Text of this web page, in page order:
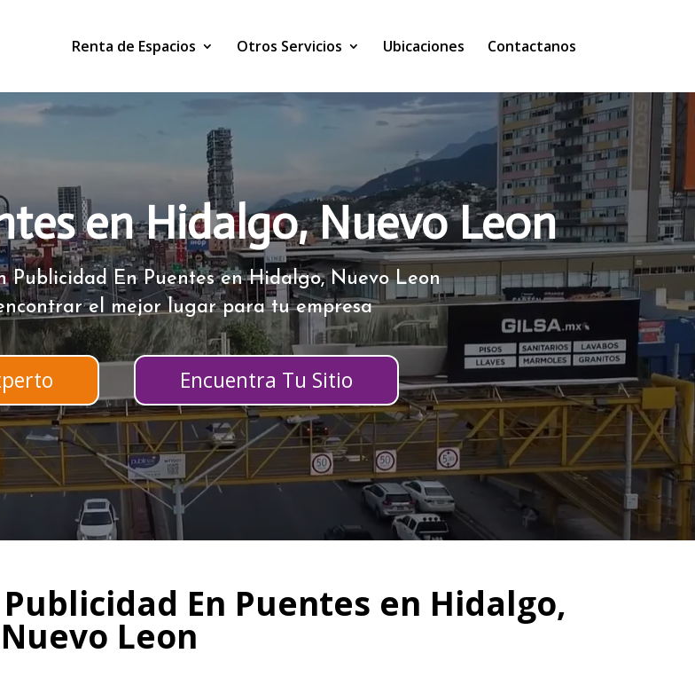
Renta de Espacios Otros Servicios Ubicaciones Contactanos
en Hidalgo, Nuevo Leon
Publicidad En Puentes en Hidalgo, Nuevo Leon
el mejor lugar para tu empresa
Encuentra Tu Sitio
En Puentes en Hidalgo,
Nuevo Leon